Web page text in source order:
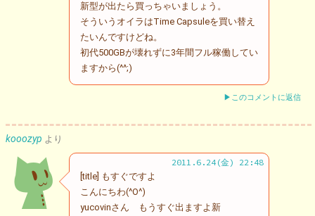
新型が出たら買っちゃいましょう。
そういうオイラはTime Capsuleを買い替え
たいんですけどね。
初代500GBが壊れずに3年間フル稼働してい
ますから(^^;)
▶このコメントに返信
kooozyp より
2011.6.24(金) 22:48
[title] もすぐですよ
こんにちわ(^O^)
yucovinさん もうすぐ出ますよ新